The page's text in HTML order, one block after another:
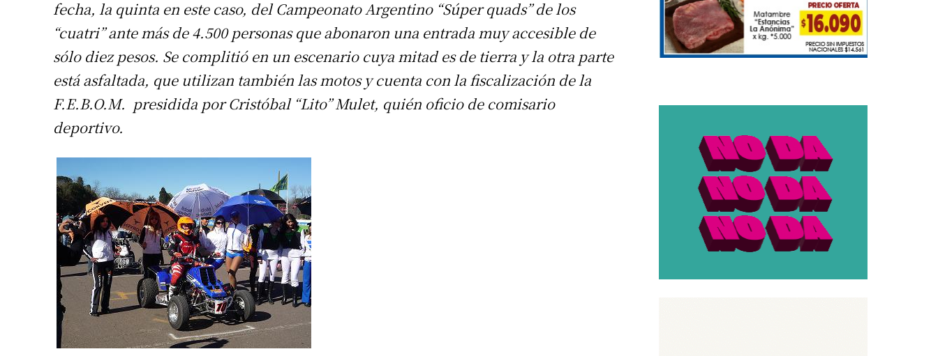
fecha, la quinta en este caso, del Campeonato Argentino “Súper quads” de los
“cuatri” ante más de 4.500 personas que abonaron una entrada muy accesible de
sólo diez pesos. Se complitió en un escenario cuya mitad es de tierra y la otra parte
está asfaltada, que utilizan también las motos y cuenta con la fiscalización de la
F.E.B.O.M. presidida por Cristóbal “Lito” Mulet, quién oficio de comisario
deportivo.